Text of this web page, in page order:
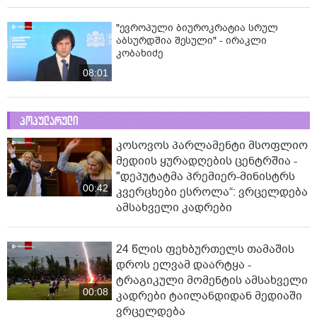
08:01
"ევროპული ბიუროკრატია სრულ
აბსურდშია შესული" - ირაკლი
კობახიძე
პოპულარული
00:42
კოსოვოს პარლამენტი მსოფლიო
მედიის ყურადღების ცენტრშია -
"დეპუტატმა პრემიერ-მინისტრს
კვერცხები ესროლა“: ვრცელდება
ამსახველი კადრები
00:08
24 წლის ფეხბურთელს თამაშის
დროს ელვამ დაარტყა -
ტრაგიკული მომენტის ამსახველი
კადრები ტაილანდიდან მედიაში
ვრცელდება